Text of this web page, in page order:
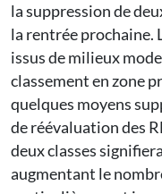
la suppression de
la rentrée prochaine.
issus de milieux
classement en zone
quelques moyens
de réévaluation des
deux classes
augmentant le